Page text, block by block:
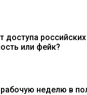
доступа
или фейк?
неделю в